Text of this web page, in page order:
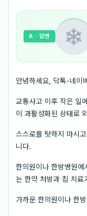
A · 답변
안녕하세요, 닥톡-네이
교통사고 이후 작은 일
이 과활성화된 상태로
스스로를 탓하지 마시
니다.
한의원이나 한방병원
는 한약 처방과 침 치료
가까운 한의원이나 한